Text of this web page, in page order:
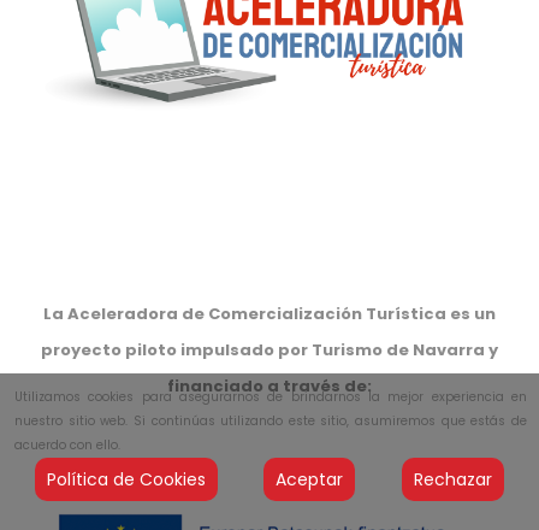
La Aceleradora de Comercialización Turística es un
proyecto piloto impulsado por Turismo de Navarra y
financiado a través de:
Utilizamos cookies para asegurarnos de brindarnos la mejor experiencia en
nuestro sitio web. Si continúas utilizando este sitio, asumiremos que estás de
acuerdo con ello.
Política de Cookies Aceptar Rechazar